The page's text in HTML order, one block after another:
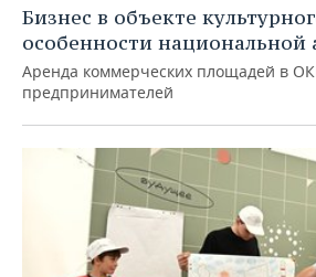
Бизнес в объекте
особенности национальной
Аренда коммерческих площадей в
предпринимателей